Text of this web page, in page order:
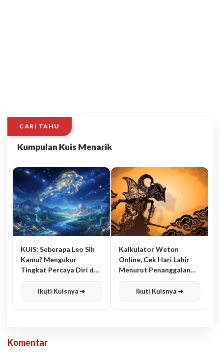
CARI TAHU
Kumpulan Kuis Menarik
KUIS: Seberapa Leo Sih
Kamu? Mengukur
Tingkat Percaya Diri dan
Ikuti Kuisnya ➔
Kalkulator Weton
Online, Cek Hari Lahir
Menurut Penanggalan
Ikuti Kuisnya ➔
Komentar